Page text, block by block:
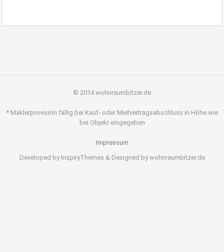
© 2014 wohnraumbitzer.de
* Maklerprovision fällig bei Kauf- oder Mietvertragsabschluss in Höhe wie
bei Objekt eingegeben
Impressum
Developed by InspiryThemes & Designed by wohnraumbitzer.de